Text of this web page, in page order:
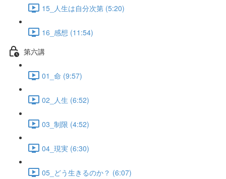
15_人生は自分次第 (5:20)
16_感想 (11:54)
第六講
01_命 (9:57)
02_人生 (6:52)
03_制限 (4:52)
04_現実 (6:30)
05_どう生きるのか？ (6:07)